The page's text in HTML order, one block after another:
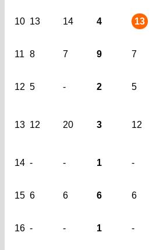
10 13 14 4 13
11 8 7 9 7
12 5 - 2 5
13 12 20 3 12
14 - - 1 -
15 6 6 6 6
16 - - 1 -